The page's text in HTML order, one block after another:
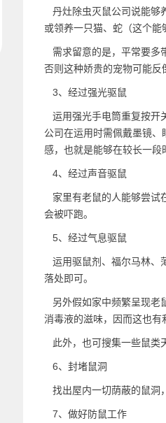
丹灶除虫灭鼠公司说能够
或领养一只猫、蛇（这个能
需求留意的是，平常要多
否则这种娇贵的宠物可能反
3、经过强光驱鼠
运用强光手电筒重复按开
公司在运用时需佩戴墨镜
感，也就是能够在较长一段
4、经过声音驱鼠
家里有老鼠的人能够尝试
会被吓跑。
5、经过气息驱鼠
运用驱鼠剂、福尔马林、
落处即可。
另外假如家中频繁呈现老
消毒液的滋味，因而这也有
此外，也可搜集一些鼠类
6、封堵鼠洞
找出屋内一切荫蔽的鼠洞
7、做好防鼠工作